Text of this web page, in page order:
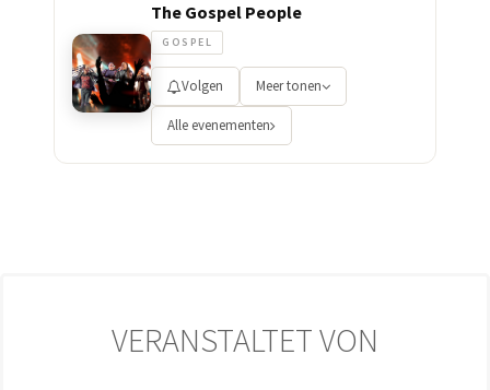
The Gospel People
GOSPEL
Volgen Meer tonen
Alle evenementen
VERANSTALTET VON